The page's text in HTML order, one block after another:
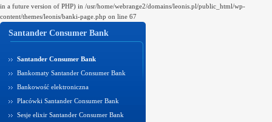
in a future version of PHP) in /usr/home/webrange2/domains/leonis.pl/public_html/wp-
content/themes/leonis/banki-page.php on line 67
Santander Consumer Bank
Santander Consumer Bank
Bankomaty Santander Consumer Bank
Bankowość elektroniczna
Placówki Santander Consumer Bank
Sesje elixir Santander Consumer Bank